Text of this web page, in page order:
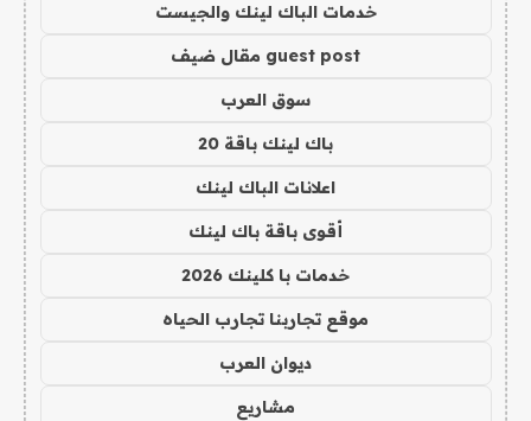
خدمات الباك لينك والجيست
guest post مقال ضيف
سوق العرب
باك لينك باقة 20
اعلانات الباك لينك
أقوى باقة باك لينك
خدمات با كلينك 2026
موقع تجاربنا تجارب الحياه
ديوان العرب
مشاريع